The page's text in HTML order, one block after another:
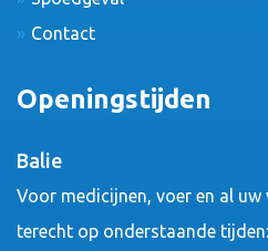
Contact
Openingstijden
Balie
Voor medicijnen, voer en al
terecht op onderstaande tijden: